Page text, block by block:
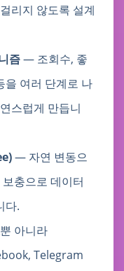
리지 않도록 설계
즘— 조회수, 좋
을 여러 단계로 나
스럽게 만듭니
— 자연 변동으
충으로 데이터
다.
아니라
Telegram